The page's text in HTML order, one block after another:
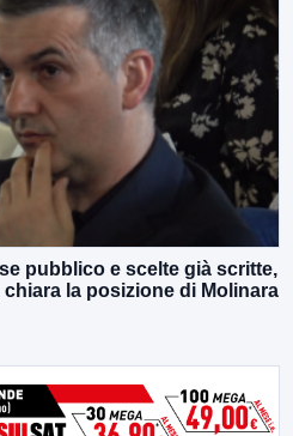
pubblico e scelte già scritte,
la posizione di Molinara